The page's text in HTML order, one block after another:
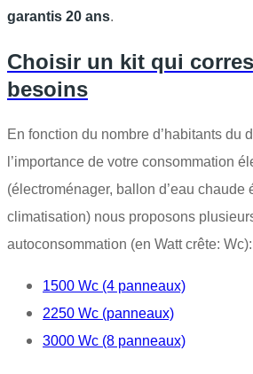
garantis 20 ans.
Choisir un kit qui
besoins
En fonction du nombre d’habitants du
l’importance de votre consommation
(électroménager, ballon d’eau chaude
climatisation) nous proposons
autoconsommation (en Watt crête: Wc):
1500 Wc (4 panneaux)
2250 Wc (panneaux)
3000 Wc (8 panneaux)